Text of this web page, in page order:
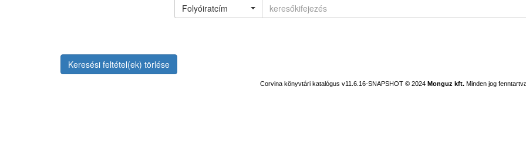
Folyóiratcím
Keresési feltétel(ek) törlése
Corvina könyvtári katalógus v11.6.16-SNAPSHOT © 2024 Monguz kft. Minden jog